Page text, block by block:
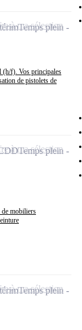
(h/f). Vos principales
de pistolets de
Temps plein
à ma sélection
de mobiliers
Temps plein
à ma sélection
Temps plein
à ma sélection